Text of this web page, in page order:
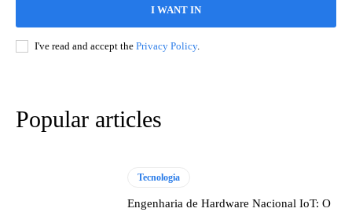
I WANT IN
I've read and accept the Privacy Policy.
Popular articles
Tecnologia
Engenharia de Hardware Nacional IoT: O